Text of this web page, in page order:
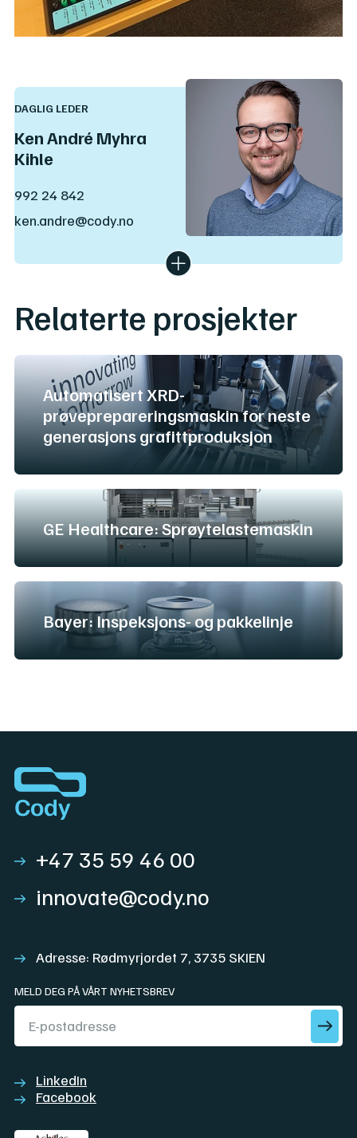
DAGLIG LEDER
Ken André Myhra
Kihle
har erfaring med programmering, automasjon,
kontrollsystemer og kvalitetsledelse. Siden 2019 har
992 24 842
ken.andre@cody.no
Relaterte prosjekter
Automatisert XRD-
prøveprepareringsmaskin for neste
generasjons grafittproduksjon
GE Healthcare: Sprøytelastemaskin
Bayer: Inspeksjons- og pakkelinje
+47 35 59 46 00
innovate@cody.no
Adresse: Rødmyrjordet 7, 3735 SKIEN
MELD DEG PÅ VÅRT NYHETSBREV
LinkedIn
Facebook